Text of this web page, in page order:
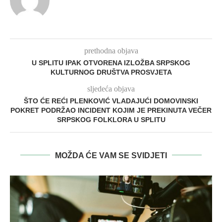
prethodna objava
U SPLITU IPAK OTVORENA IZLOŽBA SRPSKOG
KULTURNOG DRUŠTVA PROSVJETA
sljedeća objava
ŠTO ĆE REĆI PLENKOVIĆ VLADAJUĆI DOMOVINSKI
POKRET PODRŽAO INCIDENT KOJIM JE PREKINUTA VEČER
SRPSKOG FOLKLORA U SPLITU
MOŽDA ĆE VAM SE SVIDJETI